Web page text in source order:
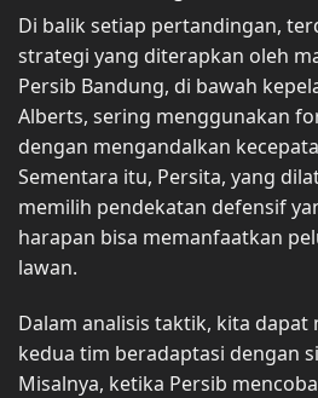
Di balik setiap pertandingan,
strategi yang diterapkan oleh
Persib Bandung, di bawah
Alberts, sering menggunakan
dengan mengandalkan
Sementara itu, Persita, yang
memilih pendekatan defensif
harapan bisa memanfaatkan
lawan.
Dalam analisis taktik, kita dapat
kedua tim beradaptasi dengan
Misalnya, ketika Persib